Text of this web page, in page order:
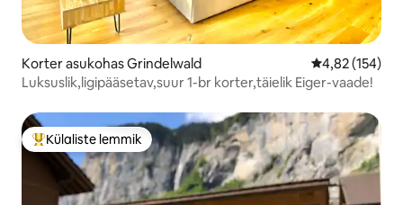
Korter asukohas Grindelwald Keskmine
4,82 (154)
Luksuslik,ligipääsetav,suur 1-br korter,täielik Eiger-vaade!
Külaliste suur lemmik
Külaliste lemmik